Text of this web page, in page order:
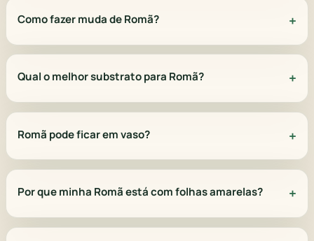
Como fazer muda de Romã?
Qual o melhor substrato para Romã?
Romã pode ficar em vaso?
Por que minha Romã está com folhas amarelas?